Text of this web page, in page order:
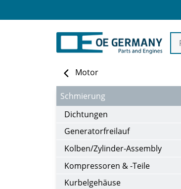
Motor
Schmierung
Dichtungen
Generatorfreilauf
Kolben/Zylinder-Assembly
Kompressoren & -Teile
Kurbelgehäuse